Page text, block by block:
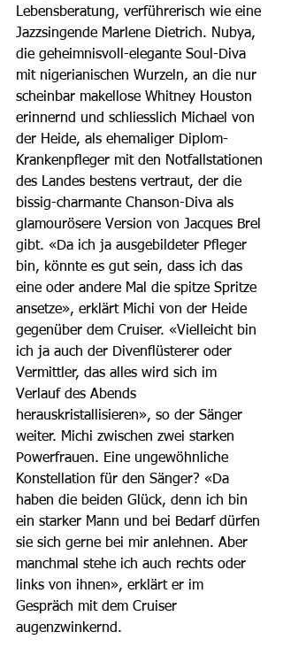
Lebensberatung, verführerisch wie eine
Jazzsingende Marlene Dietrich. Nubya,
die geheimnisvoll-elegante Soul-Diva
mit nigerianischen Wurzeln, an die nur
scheinbar makellose Whitney Houston
erinnernd und schliesslich Michael von
der Heide, als ehemaliger Diplom-
Krankenpfleger mit den Notfallstationen
des Landes bestens vertraut, der die
bissig-charmante Chanson-Diva als
glamourösere Version von Jacques Brel
gibt. «Da ich ja ausgebildeter Pfleger
bin, könnte es gut sein, dass ich das
eine oder andere Mal die spitze Spritze
ansetze», erklärt Michi von der Heide
gegenüber dem Cruiser. «Vielleicht bin
ich ja auch der Divenflüsterer oder
Vermittler, das alles wird sich im
Verlauf des Abends
herauskristallisieren», so der Sänger
weiter. Michi zwischen zwei starken
Powerfrauen. Eine ungewöhnliche
Konstellation für den Sänger? «Da
haben die beiden Glück, denn ich bin
ein starker Mann und bei Bedarf dürfen
sie sich gerne bei mir anlehnen. Aber
manchmal stehe ich auch rechts oder
links von ihnen», erklärt er im
Gespräch mit dem Cruiser
augenzwinkernd.